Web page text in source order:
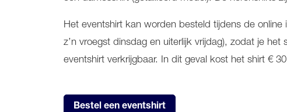
Het eventshirt kan worden besteld tijdens de
z’n vroegst dinsdag en uiterlijk vrijdag), zodat je
eventshirt verkrijgbaar. In dit geval kost het shirt €
Bestel een eventshirt